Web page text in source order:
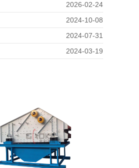
2026-02-24
2024-10-08
2024-07-31
2024-03-19